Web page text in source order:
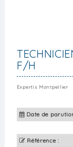
F/H
Expertis Montpellier
Date de
Référence :